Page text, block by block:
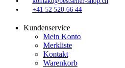
+41 52 520 66 44
Kundenservice
Mein Konto
Merkliste
Kontakt
Warenkorb